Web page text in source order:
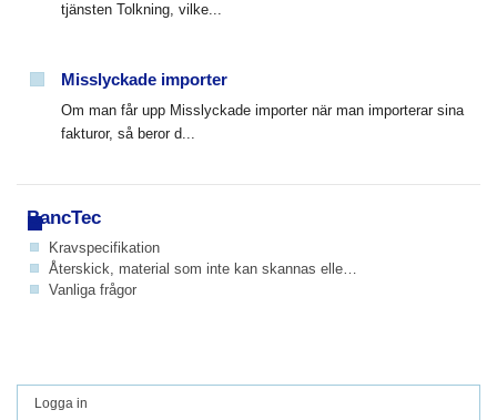
tjänsten Tolkning, vilke...
Misslyckade importer
Om man får upp Misslyckade importer när man importerar sina
fakturor, så beror d...
BancTec
Kravspecifikation
Återskick, material som inte kan skannas eller tolkas
Vanliga frågor
Logga in